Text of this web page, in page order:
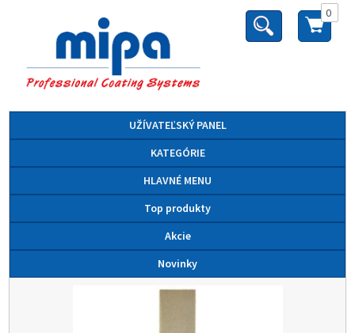
0
UŽÍVATEĽSKÝ PANEL
KATEGÓRIE
HLAVNÉ MENU
Top produkty
Akcie
Novinky